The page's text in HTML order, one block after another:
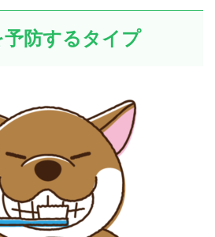
防するタイプ